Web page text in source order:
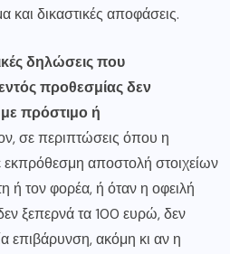
και δικαστικές αποφάσεις.
δηλώσεις που
προθεσμίας δεν
πρόστιμο ή
σε περιπτώσεις όπου η
αποστολή στοιχείων
ή τον φορέα, ή όταν η οφειλή
ξεπερνά τα 100 ευρώ, δεν
επιβάρυνση, ακόμη κι αν η